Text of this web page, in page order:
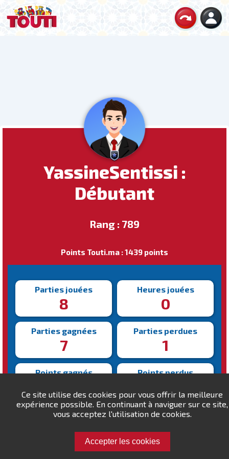
Ce site utilise des cookies pour vous offrir la meilleure
expérience possible. En continuant à naviguer sur ce site,
vous acceptez l'utilisation de cookies.
Accepter les cookies
YassineSentissi :
Débutant
Rang : 789
Points Touti.ma : 1439 points
Parties jouées
8
Heures jouées
0
Parties gagnées
7
Parties perdues
1
Points gagnés Points perdus
Victoire la plus rapide
248s
Victoire la plus lente
424s